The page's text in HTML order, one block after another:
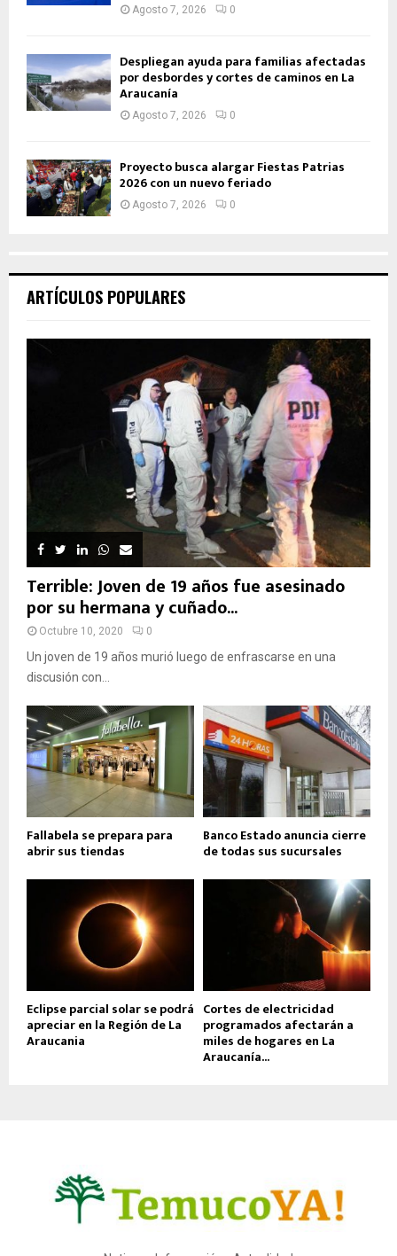
Agosto 7, 2026 0
Despliegan ayuda para familias afectadas
por desbordes y cortes de caminos en La
Araucanía
Agosto 7, 2026 0
Proyecto busca alargar Fiestas Patrias
2026 con un nuevo feriado
Agosto 7, 2026 0
ARTÍCULOS POPULARES
Terrible: Joven de 19 años fue asesinado
por su hermana y cuñado...
Octubre 10, 2020 0
Un joven de 19 años murió luego de enfrascarse en una
discusión con...
Fallabela se prepara para
abrir sus tiendas
Banco Estado anuncia cierre
de todas sus sucursales
Eclipse parcial solar se podrá
apreciar en la Región de La
Araucania
Cortes de electricidad
programados afectarán a
miles de hogares en La
Araucanía...